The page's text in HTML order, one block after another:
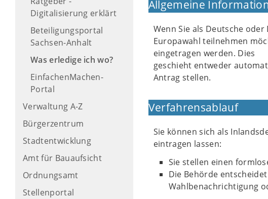
Digitalisierung erklärt
Beteiligungsportal
Sachsen-Anhalt
Was erledige ich wo?
EinfachenMachen-
Portal
Verwaltung A-Z
Bürgerzentrum
Stadtentwicklung
Amt für Bauaufsicht
Ordnungsamt
Stellenportal
Allgemeine
Wenn Sie als Deutsche
Europawahl teilnehmen
eingetragen werden. Dies
geschieht entweder
Antrag stellen.
Verfahrensablauf
Sie können sich als
eintragen lassen:
Sie stellen einen
Die Behörde
Wahlbenachrichtigung